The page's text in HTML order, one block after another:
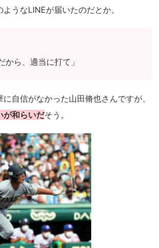
うなLINEが届いたのだとか。
から、適当に打て」
自信がなかった山田脩也さんですが、
が和らいだそう。